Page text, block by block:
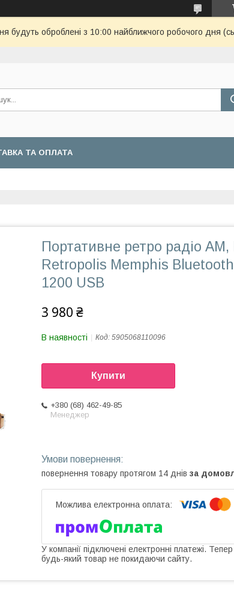
будуть оброблені з 10:00 найближчого робочого дня
ТА ОПЛАТА
Портативне ретро радіо AM,
Retropolis Memphis
1200 USB
3 980 ₴
В наявності Код: 5905068110096
Купити
+380 (68) 462-49-85
Менеджер
повернення товару протягом 14 днів за
У компанії підключені електронні платежі.
будь-який товар не покидаючи сайту.